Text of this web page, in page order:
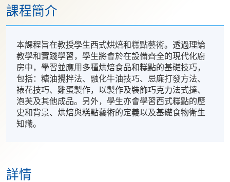
課程簡介
本課程旨在教授學生西式烘焙和糕點藝術。透過理論
教學和實踐學習，學生將會於在設備齊全的現代化廚
房中，學習並應用多種烘焙食品和糕點的基礎技巧，
包括：糖油攪拌法、融化牛油技巧、忌廉打發方法、
裱花技巧、雞蛋製作，以製作及裝飾巧克力法式撻、
泡芙及其他成品。另外，學生亦會學習西式糕點的歷
史和背景、烘焙與糕點藝術的定義以及基礎食物衛生
知識。
詳情